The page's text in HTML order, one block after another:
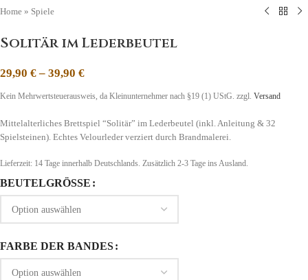
Home » Spiele
Solitär im Lederbeutel
29,90 €– 39,90 €
Kein Mehrwertsteuerausweis, da Kleinunternehmer nach §19 (1) UStG. zzgl. Versand
Mittelalterliches Brettspiel “Solitär” im Lederbeutel (inkl. Anleitung & 32
Spielsteinen). Echtes Velourleder verziert durch Brandmalerei.
Lieferzeit: 14 Tage innerhalb Deutschlands. Zusätzlich 2-3 Tage ins Ausland.
BEUTELGRÖSSE
FARBE DER BANDES